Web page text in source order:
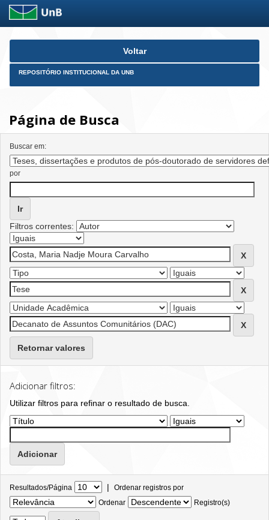
Skip
Voltar
REPOSITÓRIO INSTITUCIONAL DA UNB
Página de Busca
Buscar em:
por
Filtros correntes:
Retornar valores
Adicionar filtros:
Utilizar filtros para refinar o resultado de busca.
Resultados/Página | Ordenar registros por
Ordenar
Registro(s)